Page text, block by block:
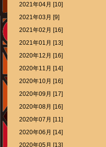
2021年04月 [10]
2021年03月 [9]
2021年02月 [16]
2021年01月 [13]
2020年12月 [16]
2020年11月 [14]
2020年10月 [16]
2020年09月 [17]
2020年08月 [16]
2020年07月 [11]
2020年06月 [14]
2020年05月 [13]